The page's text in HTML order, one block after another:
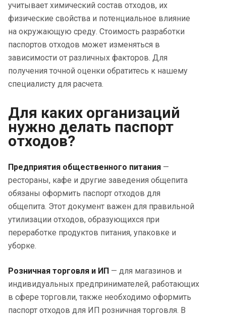
учитывает химический состав отходов, их
физические свойства и потенциальное влияние
на окружающую среду. Стоимость разработки
паспортов отходов может изменяться в
зависимости от различных факторов. Для
получения точной оценки обратитесь к нашему
специалисту для расчета.
Для каких организаций
нужно делать паспорт
отходов?
Предприятия общественного питания —
рестораны, кафе и другие заведения общепита
обязаны оформить паспорт отходов для
общепита. Этот документ важен для правильной
утилизации отходов, образующихся при
переработке продуктов питания, упаковке и
уборке.
Розничная торговля и ИП — для магазинов и
индивидуальных предпринимателей, работающих
в сфере торговли, также необходимо оформить
паспорт отходов для ИП розничная торговля. В